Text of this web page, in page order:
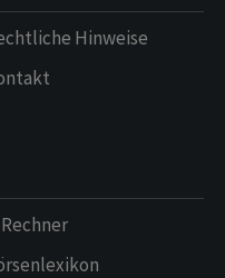
Hinweise